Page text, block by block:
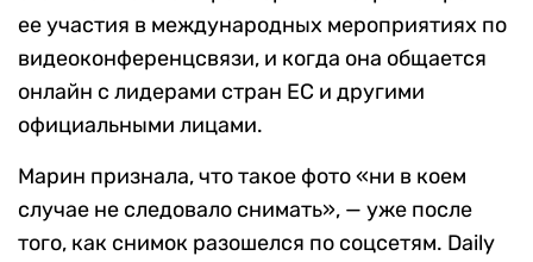
ее участия в международных мероприятиях по
видеоконференцсвязи, и когда она общается
онлайн с лидерами стран ЕС и другими
официальными лицами.
Марин признала, что такое фото «ни в коем
случае не следовало снимать», — уже после
того, как снимок разошелся по соцсетям. Daily